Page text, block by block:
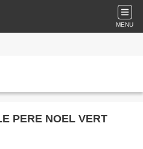
MENU
PERE NOEL VERT